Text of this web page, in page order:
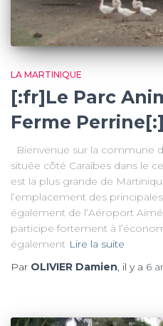
LA MARTINIQUE
[:fr]Le Parc
Ferme Perrine[:]
Bienvenue sur la commune
située côté Caraïbes dans le
est la plus grande de
l’emplacement des
également de l’Aéroport
participe fortement à
également Lire la suite
Par OLIVIER Damien, il y a 6